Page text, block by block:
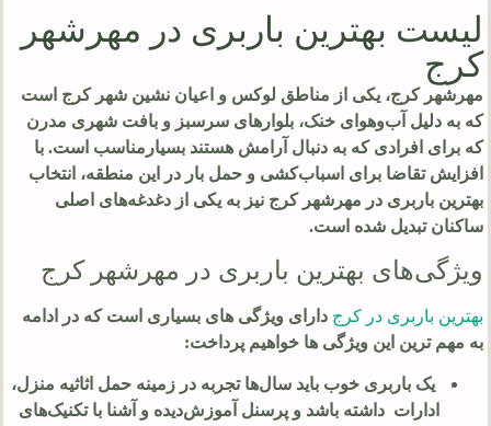
لیست بهترین باربری در مهرشهر
کرج
مهرشهر کرج، یکی از مناطق لوکس و اعیان نشین شهر کرج است
که به دلیل آب‌وهوای خنک، بلوارهای سرسبز و بافت شهری مدرن
که برای افرادی که به دنبال آرامش هستند بسیارمناسب است. با
افزایش تقاضا برای اسباب‌کشی و حمل بار در این منطقه، انتخاب
بهترین باربری در مهرشهر کرج نیز به یکی از دغدغه‌های اصلی
ساکنان تبدیل شده است.
ویژگی‌های بهترین باربری در مهرشهر کرج
بهترین باربری در کرج دارای ویژگی های بسیاری است که در ادامه
به مهم ترین این ویژگی ها خواهیم پرداخت:
یک باربری خوب باید سال‌ها تجربه در زمینه حمل اثاثیه منزل،
ادارات داشته باشد و پرسنل آموزش‌دیده و آشنا با تکنیک‌های